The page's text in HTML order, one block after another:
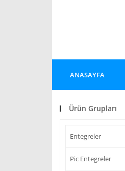
ANASAYFA
Ürün Grupları
Entegreler
Pic Entegreler